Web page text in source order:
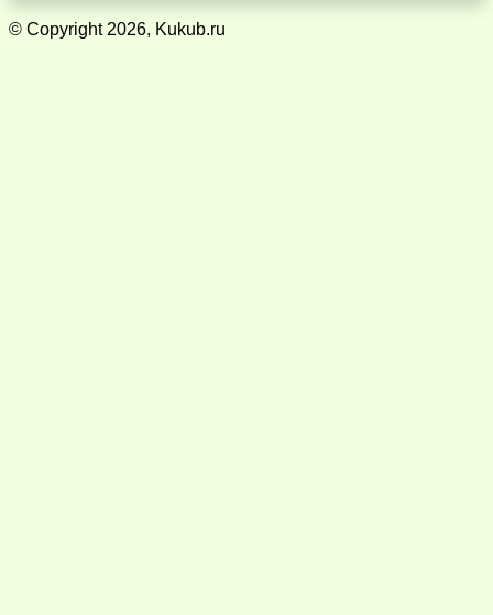
© Copyright 2026, Kukub.ru